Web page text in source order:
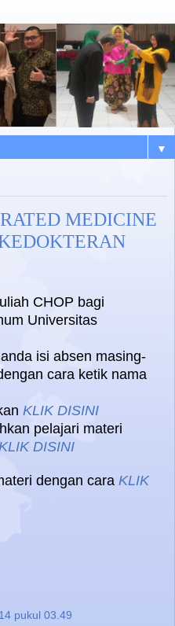
▼
MEDICINE
CHOP bagi
Universitas
isi absen masing-
cara ketik nama
KLIK DISINI
pelajari materi
DISINI
dengan cara KLIK
pukul 03.49